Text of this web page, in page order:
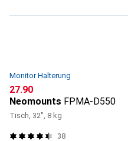
Monitor Halterung
CHF
27.90
Neomounts FPMA-D550
Tisch, 32", 8 kg
38